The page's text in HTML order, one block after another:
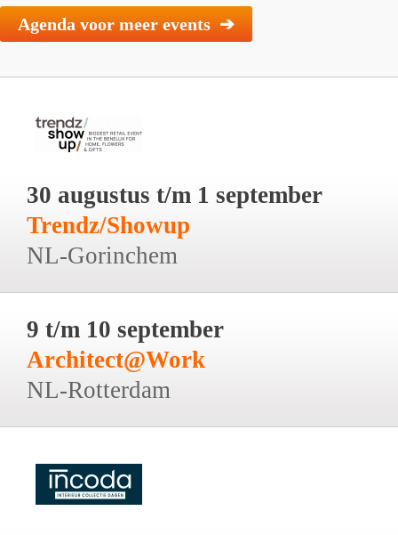
Agenda voor meer events ➔
30 augustus t/m 1 september
Trendz/Showup
NL-Gorinchem
9 t/m 10 september
Architect@Work
NL-Rotterdam